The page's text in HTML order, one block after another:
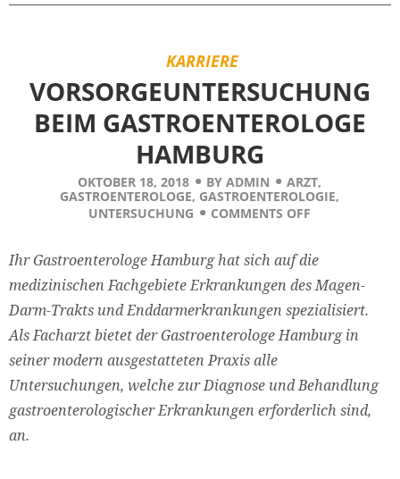
KARRIERE
VORSORGEUNTERSUCHUNG
BEIM GASTROENTEROLOGE
HAMBURG
OKTOBER 18, 2018 BYADMIN ARZT,
GASTROENTEROLOGE, GASTROENTEROLOGIE,
UNTERSUCHUNG
COMMENTS OFF
Ihr Gastroenterologe Hamburg hat sich auf die
medizinischen Fachgebiete Erkrankungen des Magen-
Darm-Trakts und Enddarmerkrankungen spezialisiert.
Als Facharzt bietet der Gastroenterologe Hamburg in
seiner modern ausgestatteten Praxis alle
Untersuchungen, welche zur Diagnose und Behandlung
gastroenterologischer Erkrankungen erforderlich sind,
an.